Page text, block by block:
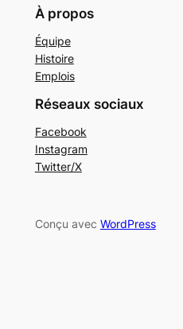
À propos
Équipe
Histoire
Emplois
Réseaux sociaux
Facebook
Instagram
Twitter/X
Conçu avec WordPress